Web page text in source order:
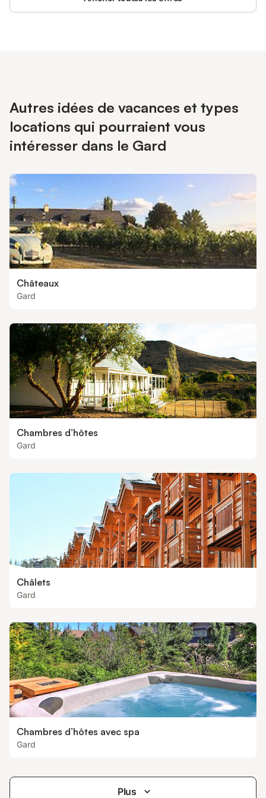
Autres idées de vacances et types
locations qui pourraient vous
intéresser dans le Gard
Châteaux
Gard
Chambres d’hôtes
Gard
Châlets
Gard
Chambres d’hôtes avec spa
Gard
Plus